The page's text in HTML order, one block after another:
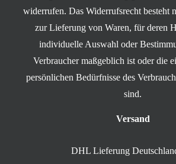
widerrufen. Das Widerrufsrecht besteht
zur Lieferung von Waren, für deren
individuelle Auswahl oder
Verbraucher maßgeblich ist oder die
persönlichen Bedürfnisse des
sind.
Versand
DHL Lieferung